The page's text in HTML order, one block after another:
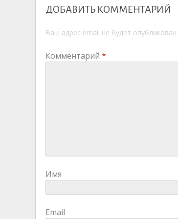
ДОБАВИТЬ КОММЕНТАРИЙ
Ваш адрес email не будет опубликован.
Комментарий *
Имя
Email